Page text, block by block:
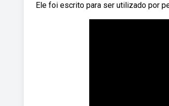
Ele foi escrito para ser utilizado por